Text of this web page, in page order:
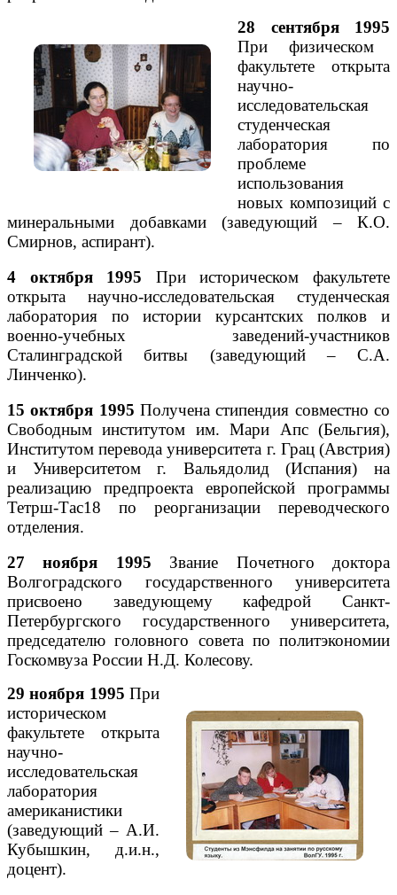
28 сентября 1995
При физическом
факультете открыта
научно-
исследовательская
студенческая
лаборатория по
проблеме
использования
новых композиций с
минеральными добавками (заведующий – К.О.
Смирнов, аспирант).
4 октября 1995 При историческом факультете
открыта научно-исследовательская студенческая
лаборатория по истории курсантских полков и
военно-учебных заведений-участников
Сталинградской битвы (заведующий – С.А.
Линченко).
15 октября 1995 Получена стипендия совместно со
Свободным институтом им. Мари Апс (Бельгия),
Институтом перевода университета г. Грац (Австрия)
и Университетом г. Вальядолид (Испания) на
реализацию предпроекта европейской программы
Тетрш-Тас18 по реорганизации переводческого
отделения.
27 ноября 1995 Звание Почетного доктора
Волгоградского государственного университета
присвоено заведующему кафедрой Санкт-
Петербургского государственного университета,
председателю головного совета по политэкономии
Госкомвуза России Н.Д. Колесову.
29 ноября 1995 При
историческом
факультете открыта
научно-
исследовательская
лаборатория
американистики
(заведующий – А.И.
Кубышкин, д.и.н.,
доцент).